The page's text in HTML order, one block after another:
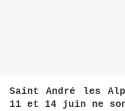
Saint André les
11 et 14 juin ne